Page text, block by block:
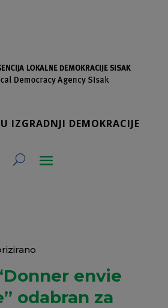
IZGRADNJI DEMOKRACIJE
envie
odabran za